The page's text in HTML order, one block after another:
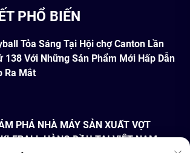
PHỔ BIẾN
Tỏa Sáng Tại Hội chợ Canton Lần
138 Với Những Sản Phẩm Mới Hấp Dẫn
Ra Mắt
PHÁ NHÀ MÁY SẢN XUẤT VỢT
HÀNG ĐẦU TẠI VIỆT NAM